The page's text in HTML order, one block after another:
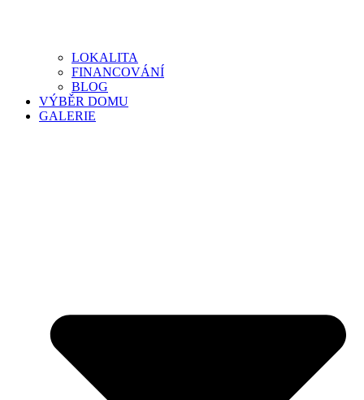
LOKALITA
FINANCOVÁNÍ
BLOG
VÝBĚR DOMU
GALERIE